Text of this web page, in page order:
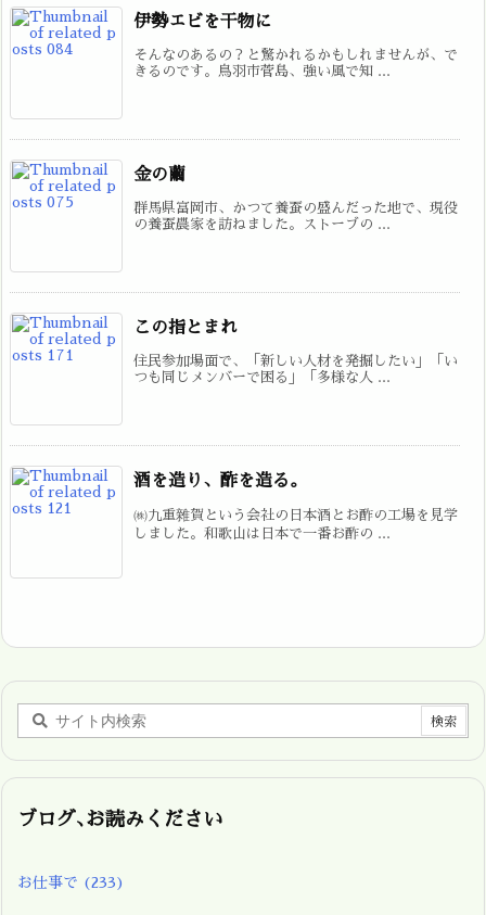
伊勢エビを干物に
そんなのあるの？と驚かれるかもしれませんが、で
きるのです。鳥羽市菅島、強い風で知 ...
金の繭
群馬県富岡市、かつて養蚕の盛んだった地で、現役
の養蚕農家を訪ねました。ストーブの ...
この指とまれ
住民参加場面で、「新しい人材を発掘したい」「い
つも同じメンバーで困る」「多様な人 ...
酒を造り、酢を造る。
㈱九重雜賀という会社の日本酒とお酢の工場を見学
しました。和歌山は日本で一番お酢の ...
ブログ､お読みください
お仕事で (233)